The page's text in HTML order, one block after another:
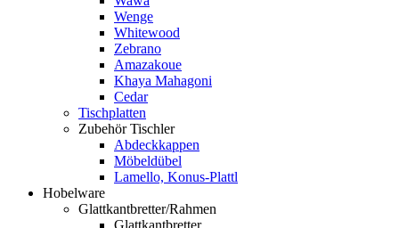
Wenge
Whitewood
Zebrano
Amazakoue
Khaya Mahagoni
Cedar
Tischplatten
Zubehör Tischler
Abdeckkappen
Möbeldübel
Lamello, Konus-Plattl
Hobelware
Glattkantbretter/Rahmen
Glattkantbretter